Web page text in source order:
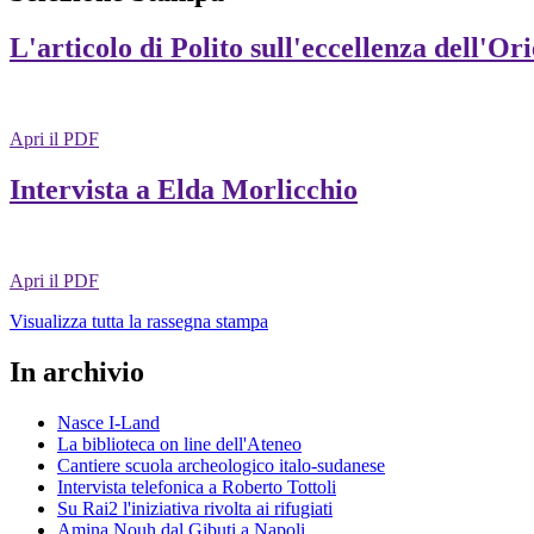
L'articolo di Polito sull'eccellenza
Apri il PDF
Intervista a Elda Morlicchio
Apri il PDF
Visualizza tutta la rassegna stampa
In archivio
Nasce I-Land
La biblioteca on line dell'Ateneo
Cantiere scuola archeologico italo-sudanese
Intervista telefonica a Roberto Tottoli
Su Rai2 l'iniziativa rivolta ai rifugiati
Amina Nouh dal Gibuti a Napoli